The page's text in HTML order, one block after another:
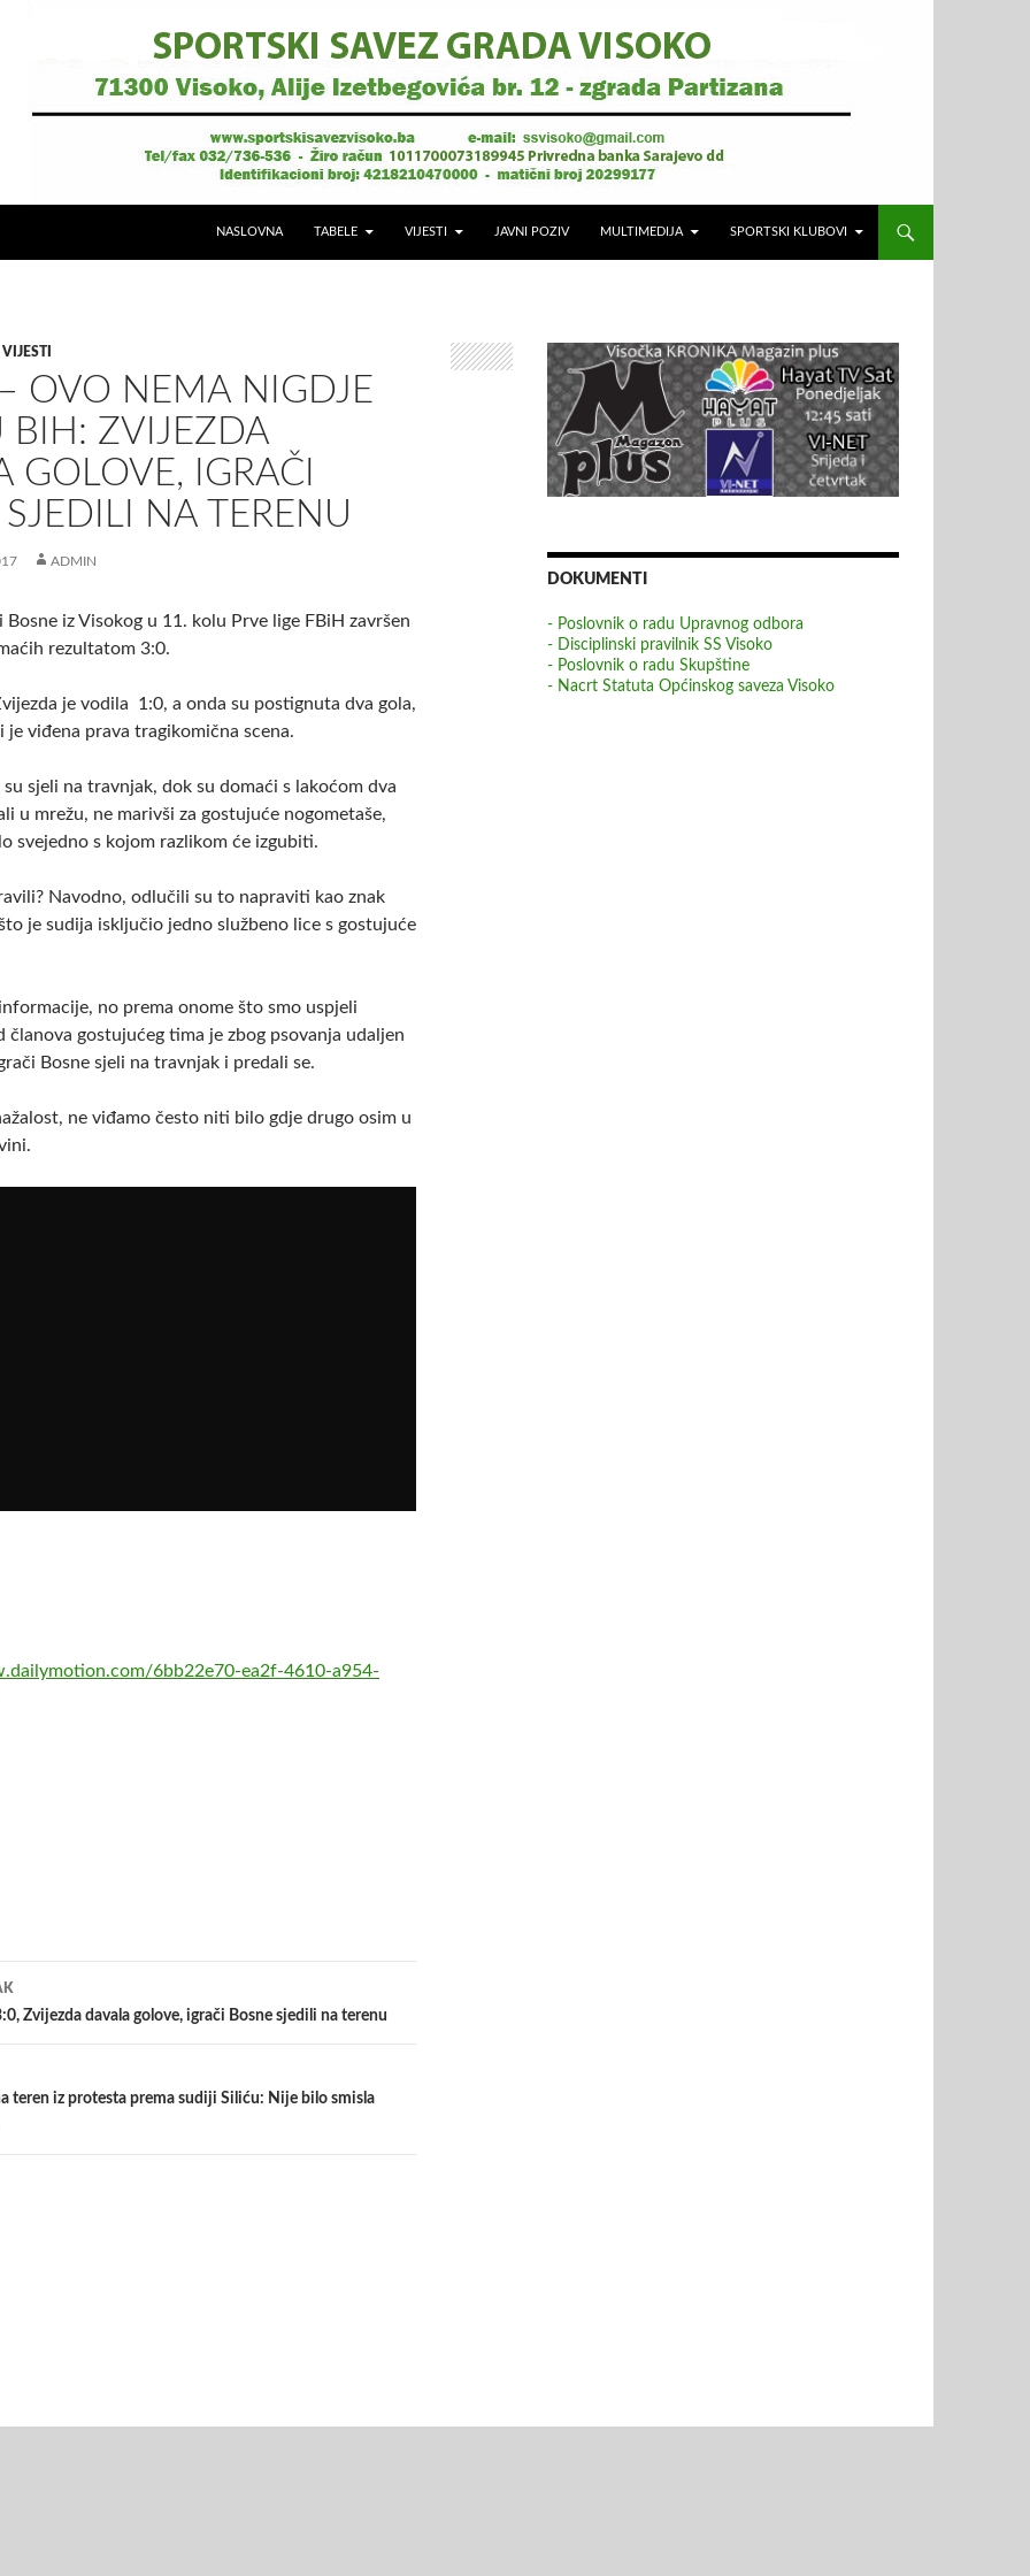
NASLOVNA TABELE VIJESTI JAVNI POZIV MULTIMEDIJA SPORTSKI KLUBOVI
VIJESTI
OVO NEMA NIGDJE
BIH: ZVIJEZDA
GOLOVE, IGRAČI
NA TERENU
ADMIN
Bosne iz Visokog u 11. kolu Prve lige FBiH završen
rezultatom 3:0.
je vodila 1:0, a onda su postignuta dva gola,
je viđena prava tragikomična scena.
su sjeli na travnjak, dok su domaći s lakoćom dva
u mrežu, ne marivši za gostujuće nogometaše,
svejedno s kojom razlikom će izgubiti.
Navodno, odlučili su to napraviti kao znak
je sudija isključio jedno službeno lice s gostujuće
no prema onome što smo uspjeli
članova gostujućeg tima je zbog psovanja udaljen
Bosne sjeli na travnjak i predali se.
ne viđamo često niti bilo gdje drugo osim u
6bb22e70-ea2f-4610-a954-
Zvijezda davala golove, igrači Bosne sjedili na terenu
teren iz protesta prema sudiji Siliću: Nije bilo smisla
DOKUMENTI
- Poslovnik o radu Upravnog odbora
- Disciplinski pravilnik SS Visoko
- Poslovnik o radu Skupštine
- Nacrt Statuta Općinskog saveza Visoko